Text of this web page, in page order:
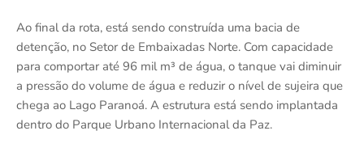
Ao final da rota, está sendo construída uma bacia de
detenção, no Setor de Embaixadas Norte. Com capacidade
para comportar até 96 mil m³ de água, o tanque vai diminuir
a pressão do volume de água e reduzir o nível de sujeira que
chega ao Lago Paranoá. A estrutura está sendo implantada
dentro do Parque Urbano Internacional da Paz.